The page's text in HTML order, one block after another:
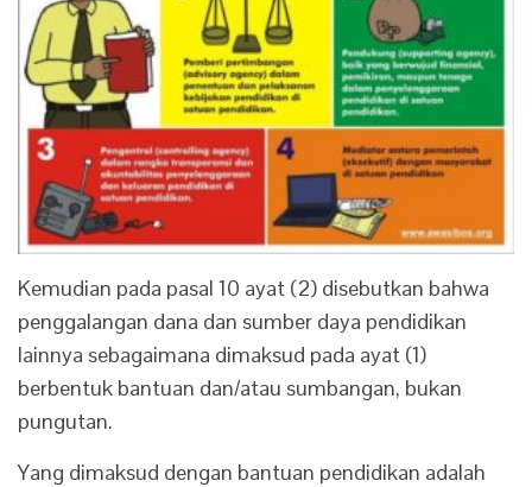
Kemudian pada pasal 10 ayat (2) disebutkan bahwa
penggalangan dana dan sumber daya pendidikan
lainnya sebagaimana dimaksud pada ayat (1)
berbentuk bantuan dan/atau sumbangan, bukan
pungutan.‎
Yang dimaksud dengan bantuan pendidikan adalah